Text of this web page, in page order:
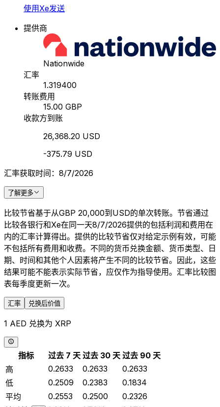
使用Xe发送
提供商
Nationwide
汇率
1.319400
转账费用
15.00 GBP
收款方到账
26,368.20 USD
-375.79 USD
汇率获取时间：8/7/2026
了解更多
比较节省基于从GBP 20,000到USD的单次转账。节省通过
比较各银行和Xe在同一天8/7/2026提供的包括利润和费用在
内的汇率计算得出。提供的比较节省仅对给定示例有效，可能
不包括所有费用和收费。不同的货币兑换金额、货币类型、日
期、时间和其他个人因素将产生不同的比较节省。因此，这些
结果可能不能表示实际节省，应仅作为指导使用。汇率比较图
表每季度更新一次。
汇率 兑换后价值
1 AED 兑换为 XRP
指标 过去 7 天 过去 30 天 过去 90 天
高
0.2633 0.2633
0.2633
低
0.2509 0.2383
0.1834
平均
0.2553 0.2500
0.2326